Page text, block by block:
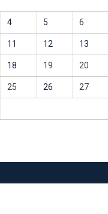
4 5 6
11 12 13
18 19 20
25 26 27